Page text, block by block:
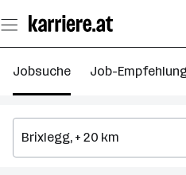
Seiteninhalt
springen
Jobsuche Job-